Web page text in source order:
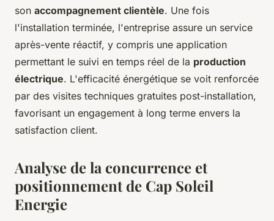
son accompagnement clientèle. Une fois
l'installation terminée, l'entreprise assure un service
après-vente réactif, y compris une application
permettant le suivi en temps réel de la production
électrique. L'efficacité énergétique se voit renforcée
par des visites techniques gratuites post-installation,
favorisant un engagement à long terme envers la
satisfaction client.
Analyse de la concurrence et
positionnement de Cap Soleil
Energie